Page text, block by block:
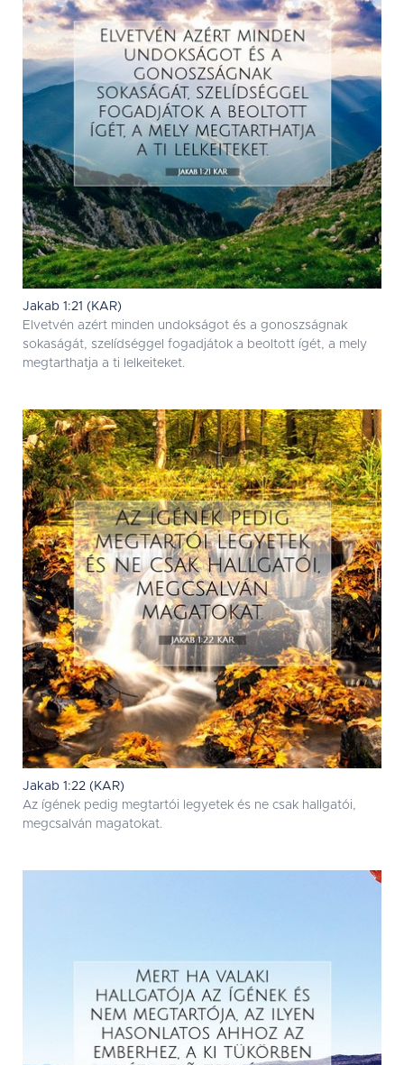
Jakab 1:21 (KAR)
Elvetvén azért minden undokságot és a gonoszságnak
sokaságát, szelídséggel fogadjátok a beoltott ígét, a mely
megtarthatja a ti lelkeiteket.
Jakab 1:22 (KAR)
Az ígének pedig megtartói legyetek és ne csak hallgatói,
megcsalván magatokat.